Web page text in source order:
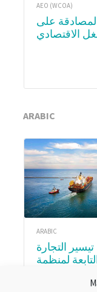
AEO (WCOA)
الاقتصادي
ARABIC
ARABIC
لمنظمة